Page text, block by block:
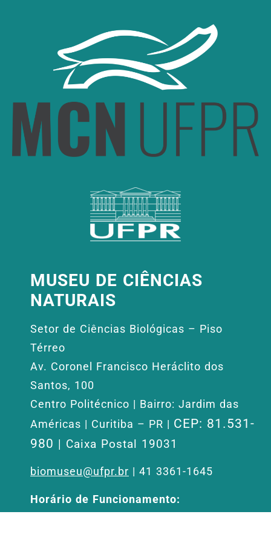
MUSEU DE CIÊNCIAS
NATURAIS
Setor de Ciências Biológicas – Piso
Térreo
Av. Coronel Francisco Heráclito dos
Santos, 100
Centro Politécnico | Bairro: Jardim das
Américas | Curitiba – PR | CEP: 81.531-
980 | Caixa Postal 19031
biomuseu@ufpr.br | 41 3361-1645
Horário de Funcionamento: